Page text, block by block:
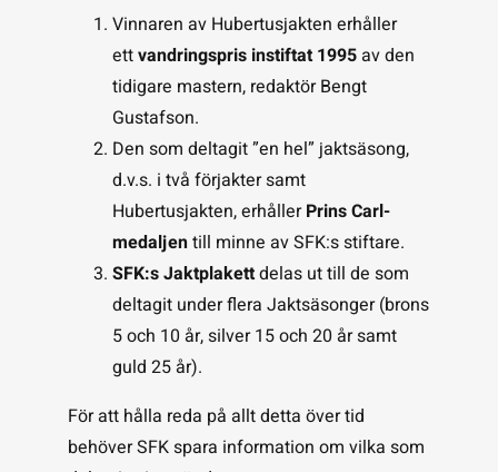
Vinnaren av Hubertusjakten erhåller
ettvandringspris instiftat 1995av den
tidigare mastern, redaktör Bengt
Gustafson.
Den som deltagit ”en hel” jaktsäsong,
d.v.s. i två förjakter samt
Hubertusjakten, erhållerPrins Carl-
medaljentill minne av SFK:s stiftare.
SFK:s Jaktplakettdelas ut till de som
deltagit under flera Jaktsäsonger (brons
5 och 10 år, silver 15 och 20 år samt
guld 25 år).
För att hålla reda på allt detta över tid
behöver SFK spara information om vilka som